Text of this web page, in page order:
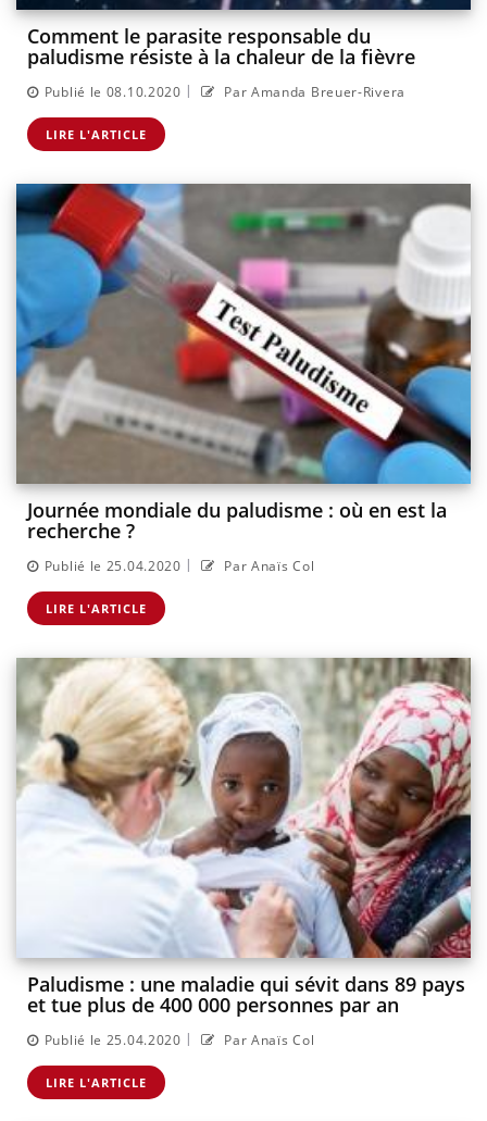
Comment le parasite responsable du
paludisme résiste à la chaleur de la fièvre
Publié le 08.10.2020 | Par Amanda Breuer-Rivera
LIRE L'ARTICLE
Journée mondiale du paludisme : où en est la
recherche ?
Publié le 25.04.2020 | Par Anaïs Col
LIRE L'ARTICLE
Paludisme : une maladie qui sévit dans 89 pays
et tue plus de 400 000 personnes par an
Publié le 25.04.2020 | Par Anaïs Col
LIRE L'ARTICLE